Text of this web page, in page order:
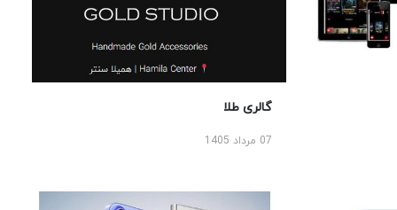
گالری طلا
07 مرداد 1405